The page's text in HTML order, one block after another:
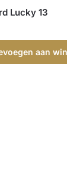
Lucky 13
aan